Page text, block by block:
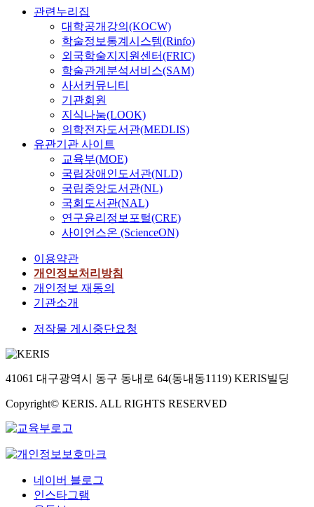
관련누리집
대학공개강의(KOCW)
학술정보통계시스템(Rinfo)
외국학술지지원센터(FRIC)
학술관계분석서비스(SAM)
사서커뮤니티
기관회원
지식나눔(LOOK)
의학전자도서관(MEDLIS)
유관기관 사이트
교육부(MOE)
국립장애인도서관(NLD)
국립중앙도서관(NL)
국회도서관(NAL)
연구윤리정보포털(CRE)
사이언스온 (ScienceON)
이용약관
개인정보처리방침
개인정보 재동의
기관소개
저작물 게시중단요청
41061 대구광역시 동구 동내로 64(동내동1119) KERIS빌딩
Copyright© KERIS. ALL RIGHTS RESERVED
네이버 블로그
인스타그램